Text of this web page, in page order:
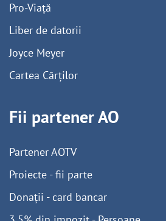
Pro-Viață
Liber de datorii
Joyce Meyer
Cartea Cărților
Fii partener AO
Partener AOTV
Proiecte - fii parte
Donații - card bancar